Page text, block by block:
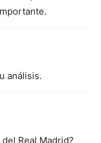
análisis.
Real Madrid?